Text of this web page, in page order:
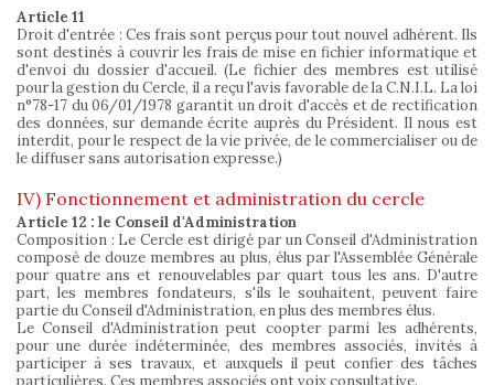
Article 11
Droit d'entrée : Ces frais sont perçus pour tout nouvel adhérent. Ils
sont destinés à couvrir les frais de mise en fichier informatique et
d'envoi du dossier d'accueil. (Le fichier des membres est utilisé
pour la gestion du Cercle, il a reçu l'avis favorable de la C.N.I.L. La loi
n°78-17 du 06/01/1978 garantit un droit d'accès et de rectification
des données, sur demande écrite auprès du Président. Il nous est
interdit, pour le respect de la vie privée, de le commercialiser ou de
le diffuser sans autorisation expresse.)
IV) Fonctionnement et administration du cercle
Article 12 : le Conseil d'Administration
Composition : Le Cercle est dirigé par un Conseil d'Administration
composé de douze membres au plus, élus par l'Assemblée Générale
pour quatre ans et renouvelables par quart tous les ans. D'autre
part, les membres fondateurs, s'ils le souhaitent, peuvent faire
partie du Conseil d'Administration, en plus des membres élus.
Le Conseil d'Administration peut coopter parmi les adhérents,
pour une durée indéterminée, des membres associés, invités à
participer à ses travaux, et auxquels il peut confier des tâches
particulières. Ces membres associés ont voix consultative.